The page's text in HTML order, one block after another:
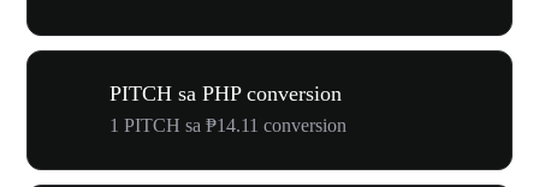
PITCH sa PHP conversion
1 PITCH sa ₱14.11 conversion